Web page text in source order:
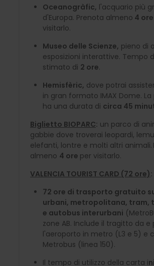
Oceanogràfic, l'acquario più
d'Europa. Prenota almeno 4 ore
visitarlo.
Museo delle Scienze, pieno di
esposizioni interattive. Tempo
stimato di 2 ore.
Hemisfèric, dove potrai
in gran formato IMAX Dome. La
ha una durata di circa 45
Biglietto BIOPARC: un parco di
gabbie dove troverai leopardi,
elefanti, lontre e molti altri animali.
almeno 4 ore per visitarlo.
VALENCIA TOURIST CARD (72 ore):
72 ore di trasporto gratuito
urbani, metropolitana, tram,
e autobus interurbani
zone AB. Include il tragitto da e
l'aeroporto in metro (L3 e 5) e
Metrobus (linea 150).
Il tempo di utilizzo della carta i